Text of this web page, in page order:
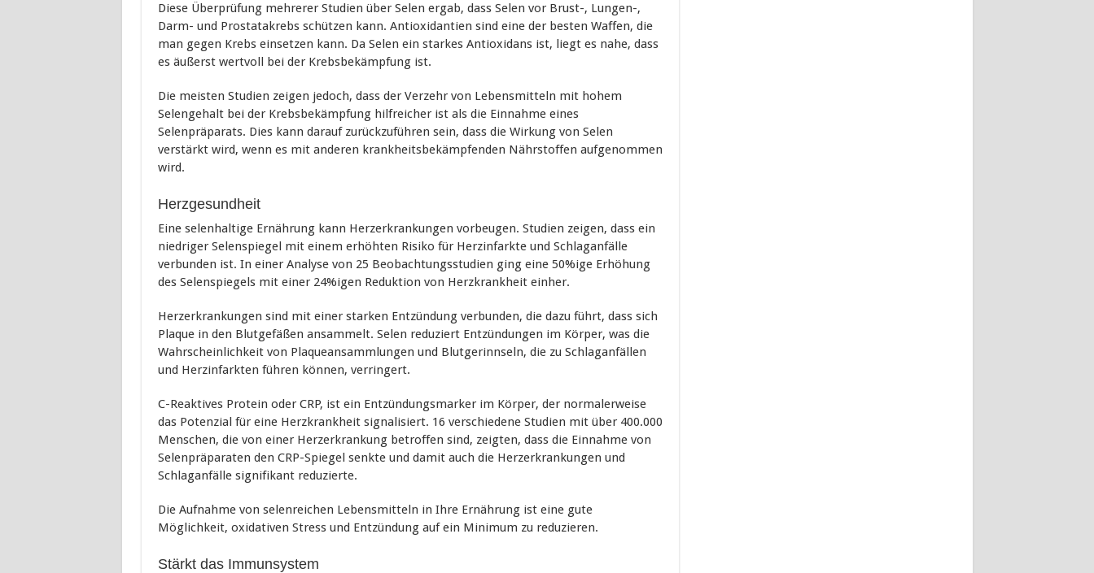
Diese Überprüfung mehrerer Studien über Selen ergab, dass Selen vor Brust-, Lungen-,
Darm- und Prostatakrebs schützen kann. Antioxidantien sind eine der besten Waffen, die
man gegen Krebs einsetzen kann. Da Selen ein starkes Antioxidans ist, liegt es nahe, dass
es äußerst wertvoll bei der Krebsbekämpfung ist.
Die meisten Studien zeigen jedoch, dass der Verzehr von Lebensmitteln mit hohem
Selengehalt bei der Krebsbekämpfung hilfreicher ist als die Einnahme eines
Selenpräparats. Dies kann darauf zurückzuführen sein, dass die Wirkung von Selen
verstärkt wird, wenn es mit anderen krankheitsbekämpfenden Nährstoffen aufgenommen
wird.
Herzgesundheit
Eine selenhaltige Ernährung kann Herzerkrankungen vorbeugen. Studien zeigen, dass ein
niedriger Selenspiegel mit einem erhöhten Risiko für Herzinfarkte und Schlaganfälle
verbunden ist. In einer Analyse von 25 Beobachtungsstudien ging eine 50%ige Erhöhung
des Selenspiegels mit einer 24%igen Reduktion von Herzkrankheit einher.
Herzerkrankungen sind mit einer starken Entzündung verbunden, die dazu führt, dass sich
Plaque in den Blutgefäßen ansammelt. Selen reduziert Entzündungen im Körper, was die
Wahrscheinlichkeit von Plaqueansammlungen und Blutgerinnseln, die zu Schlaganfällen
und Herzinfarkten führen können, verringert.
C-Reaktives Protein oder CRP, ist ein Entzündungsmarker im Körper, der normalerweise
das Potenzial für eine Herzkrankheit signalisiert. 16 verschiedene Studien mit über 400.000
Menschen, die von einer Herzerkrankung betroffen sind, zeigten, dass die Einnahme von
Selenpräparaten den CRP-Spiegel senkte und damit auch die Herzerkrankungen und
Schlaganfälle signifikant reduzierte.
Die Aufnahme von selenreichen Lebensmitteln in Ihre Ernährung ist eine gute
Möglichkeit, oxidativen Stress und Entzündung auf ein Minimum zu reduzieren.
Stärkt das Immunsystem